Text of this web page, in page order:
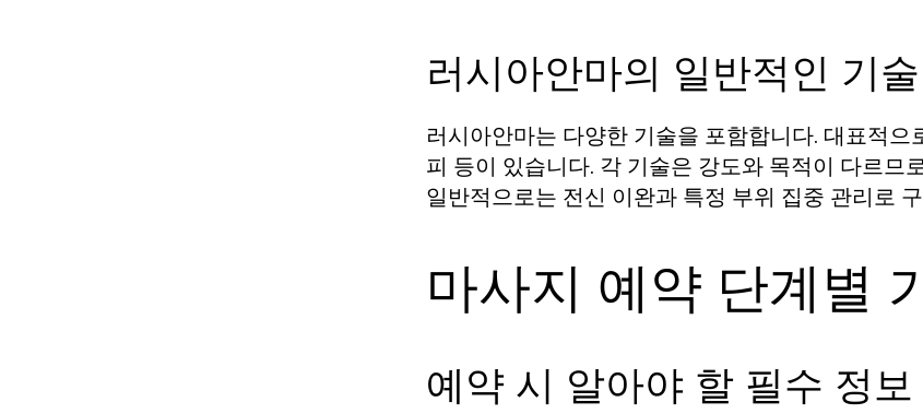
러시아안마의 일반적인 기
러시아안마는 다양한 기술을 포함합니다. 대표적
피 등이 있습니다. 각 기술은 강도와 목적이 다르므
일반적으로는 전신 이완과 특정 부위 집중 관리로
마사지 예약 단계별
예약 시 알아야 할 필수 정보